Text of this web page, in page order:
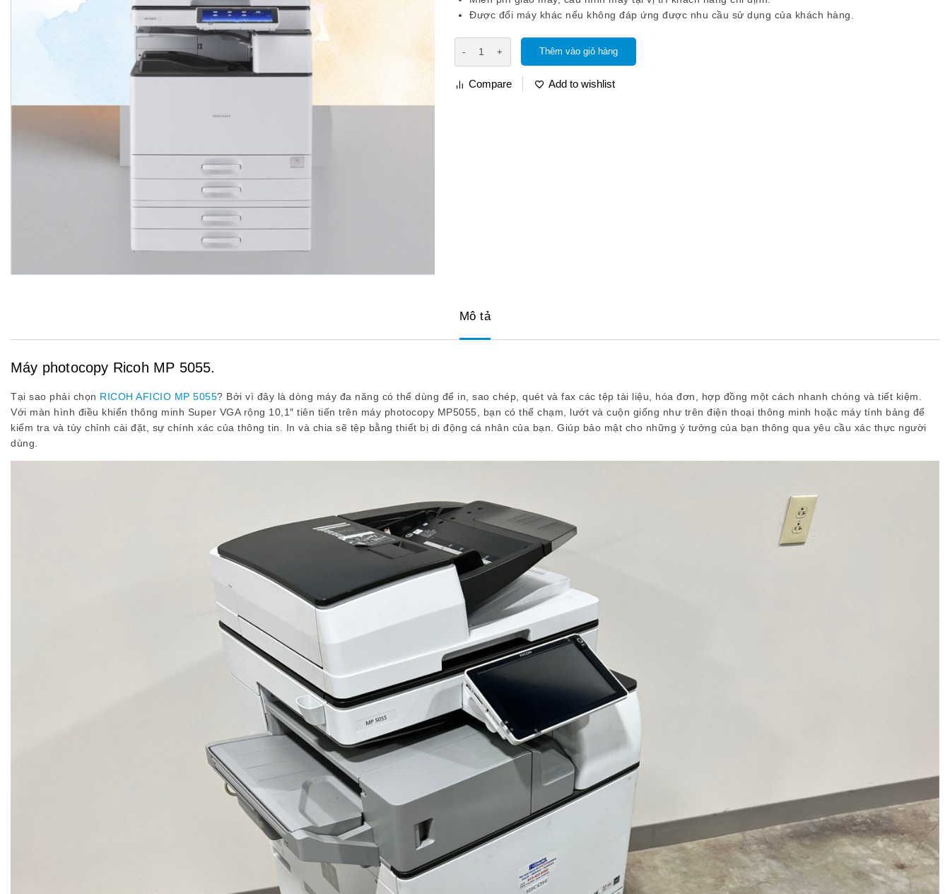
Được đổi máy khác nếu không đáp ứng được nhu cầu sử dụng của khách hàng.
Thêm vào giỏ hàng
Compare Add to wishlist
Mô tả
Máy photocopy Ricoh MP 5055.
Tại sao phải chọn RICOH AFICIO MP 5055? Bởi vì đây là dòng máy đa năng có thể dùng để in, sao chép, quét và fax các tệp tài liệu, hóa đơn, hợp đồng một cách nhanh chóng và tiết kiệm.
Với màn hình điều khiển thông minh Super VGA rộng 10,1″ tiên tiến trên máy photocopy MP5055, bạn có thể chạm, lướt và cuộn giống như trên điện thoại thông minh hoặc máy tính bảng để
kiểm tra và tùy chỉnh cài đặt, sự chính xác của thông tin. In và chia sẽ tệp bằng thiết bị di động cá nhân của bạn. Giúp bảo mật cho những ý tưởng của bạn thông qua yêu cầu xác thực người
dùng.